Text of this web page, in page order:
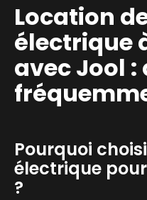
Location
électrique
avec Jool
Pourquoi
électrique
?